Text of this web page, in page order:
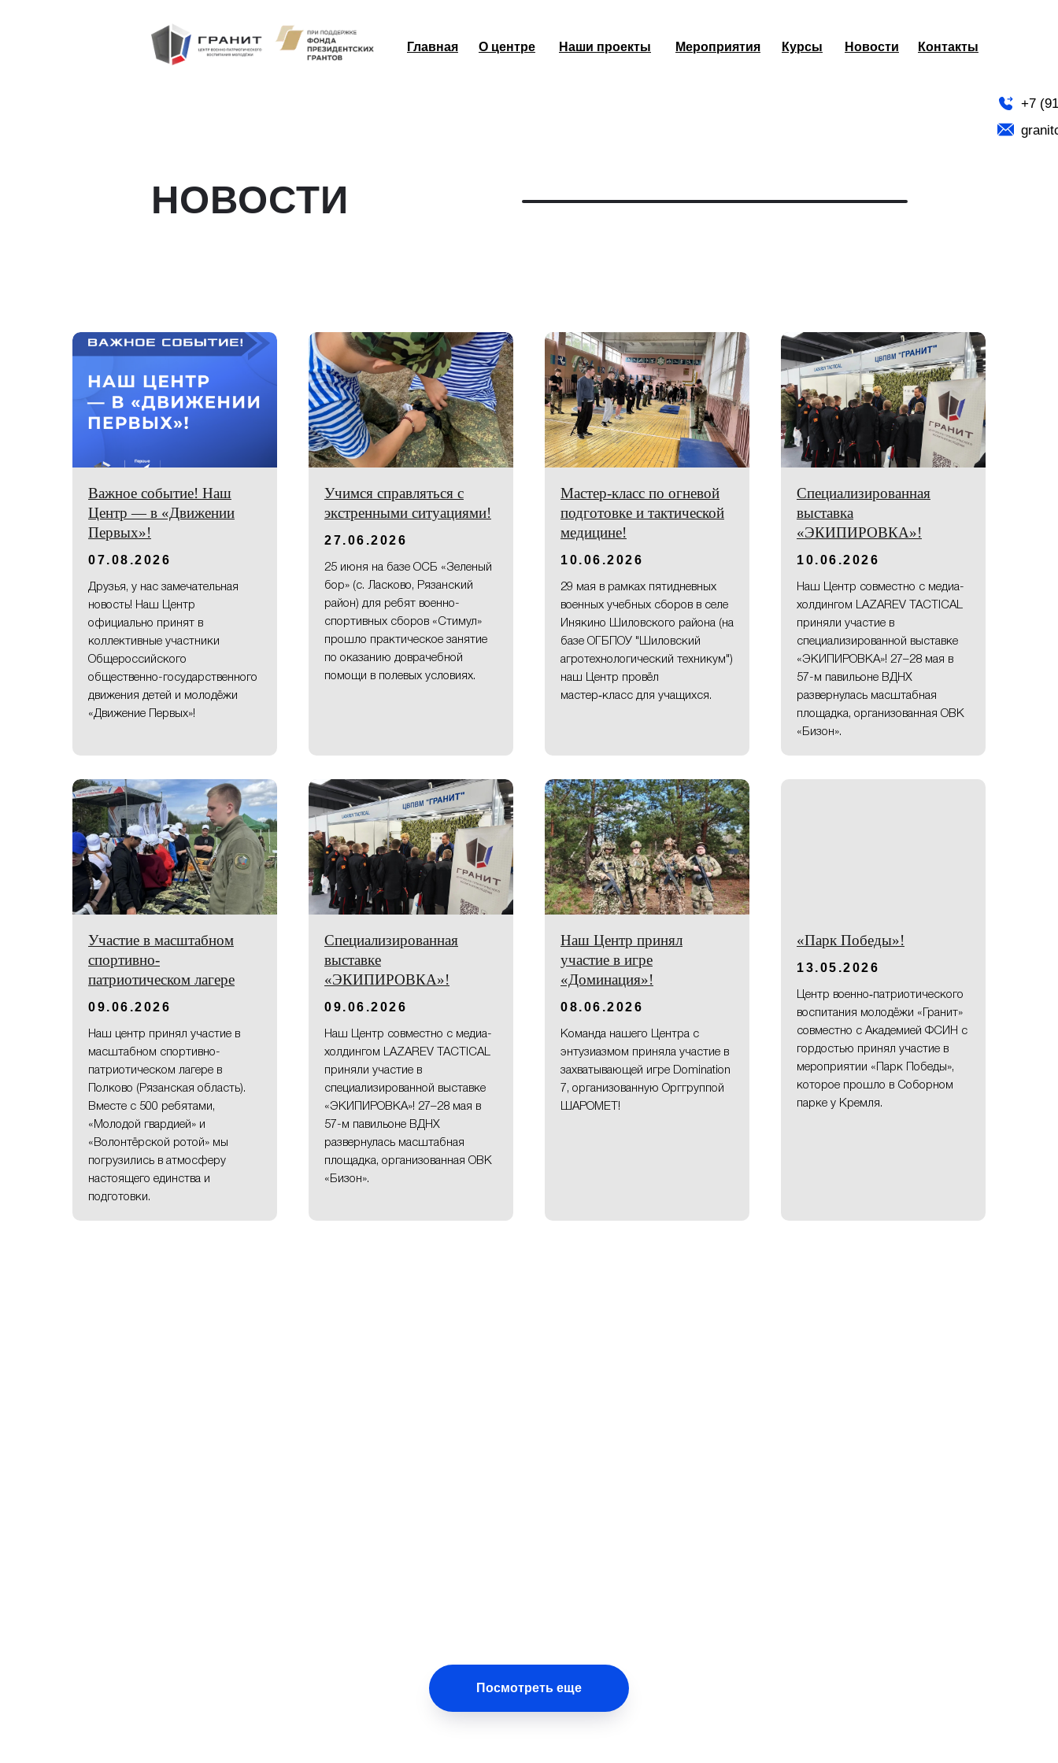
Контакты
О центре Новости
+7
Наши проекты Курсы
Мероприятия
Главная
НОВОСТИ
Важное событие! Наш
Центр — в «Движении
Первых»!
07.08.2026
Друзья, у нас замечательная
новость! Наш Центр
официально принят в
коллективные участники
Общероссийского
общественно-государственного
движения детей и молодёжи
«Движение Первых»!
Учимся справляться с
экстренными ситуациями!
27.06.2026
25 июня на базе ОСБ «Зеленый
бор» (с. Ласково, Рязанский
район) для ребят военно-
спортивных сборов «Стимул»
прошло практическое занятие
по оказанию доврачебной
помощи в полевых условиях.
Мастер‑класс по огневой
подготовке и тактической
медицине!
10.06.2026
29 мая в рамках пятидневных
военных учебных сборов в селе
Инякино Шиловского района (на
базе ОГБПОУ "Шиловский
агротехнологический техникум")
наш Центр провёл
мастер‑класс для учащихся.
Специализированная
выставка
«ЭКИПИРОВКА»!
10.06.2026
Наш Центр совместно с медиа-
холдингом LAZAREV TACTICAL
приняли участие в
специализированной выставке
«ЭКИПИРОВКА»! 27–28 мая в
57-м павильоне ВДНХ
развернулась масштабная
площадка, организованная ОВК
«Бизон».
Участие в масштабном
спортивно-
патриотическом лагере
09.06.2026
Наш центр принял участие в
масштабном спортивно-
патриотическом лагере в
Полково (Рязанская область).
Вместе с 500 ребятами,
«Молодой гвардией» и
«Волонтёрской ротой» мы
погрузились в атмосферу
настоящего единства и
подготовки.
Специализированная
выставке
«ЭКИПИРОВКА»!
09.06.2026
Наш Центр совместно с медиа-
холдингом LAZAREV TACTICAL
приняли участие в
специализированной выставке
«ЭКИПИРОВКА»! 27–28 мая в
57-м павильоне ВДНХ
развернулась масштабная
площадка, организованная ОВК
«Бизон».
Наш Центр принял
участие в игре
«Доминация»!
08.06.2026
Команда нашего Центра с
энтузиазмом приняла участие в
захватывающей игре Domination
7, организованную Орггруппой
ШАРОМЕТ!
«Парк Победы»!
13.05.2026
Центр военно‑патриотического
воспитания молодёжи «Гранит»
совместно с Академией ФСИН с
гордостью принял участие в
мероприятии «Парк Победы»,
которое прошло в Соборном
парке у Кремля.
Посмотреть еще